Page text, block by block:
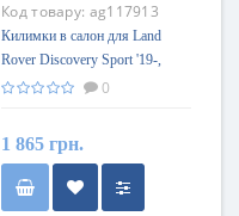
Код товару: ag117913
Килимки в салон для Land
Rover Discovery Sport '19-,
гумові (AVTO-Gumm)
0
1 865 грн.